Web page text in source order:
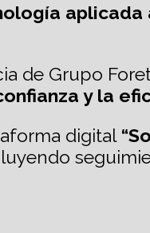
de Grupo
y la
digital